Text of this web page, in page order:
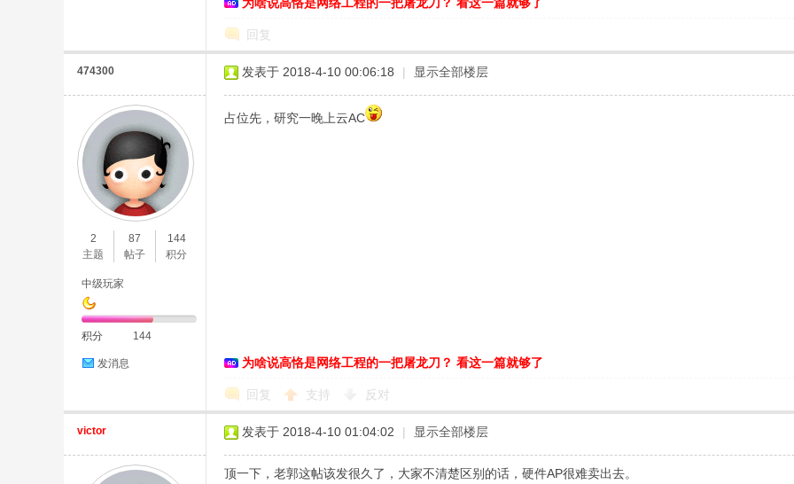
U
高
回复
474300
2
主题
87
帖子
144
积分
中级玩家
积分 144
发消息
发表于 2018-4-10 00:06:18 | 显示全部楼层
占位先，研究一晚上云AC
为啥说高恪是网络工程的一把屠龙刀？ 看这一篇就够了
回复 支持 反对
victor 发表于 2018-4-10 01:04:02 | 显示全部楼层
顶一下，老郭这帖该发很久了，大家不清楚区别的话，硬件AP很难卖出去。